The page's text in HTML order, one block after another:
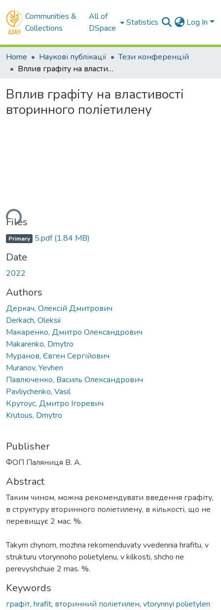
Communities &
Collections
All of
DSpace
Statistics Log In
Home Наукові публікації
Тези конференцій
Вплив графіту на властивості вторинного поліетилену
Вплив графіту на властивості
вторинного поліетилену
Files
Primary 5.pdf(1.84 MB)
Date
2022
Authors
Деркач, Олексій Дмитрович
Derkach, Oleksii
Макаренко, Дмитро Олександрович
Makarenko, Dmytro
Муранов, Євген Сергійович
Muranov, Yevhen
Павлюченко, Василь Олександрович
Pavliychenko, Vasil
Крутоус, Дмитро Ігоревич
Krutous, Dmytro
Publisher
ФОП Паляниця В. А.
Abstract
Таким чином, можна рекомендувати введення графіту,
в структуру вторинного поліетилену, в кількості, що не
перевищує 2 мас. %.
Takym chynom, mozhna rekomenduvaty vvedennia hrafitu, v
strukturu vtorynnoho polietylenu, v kilkosti, shcho ne
perevyshchuie 2 mas. %.
Keywords
графіт, hrafit, вторинний поліетилен, vtorynnyi polietylen